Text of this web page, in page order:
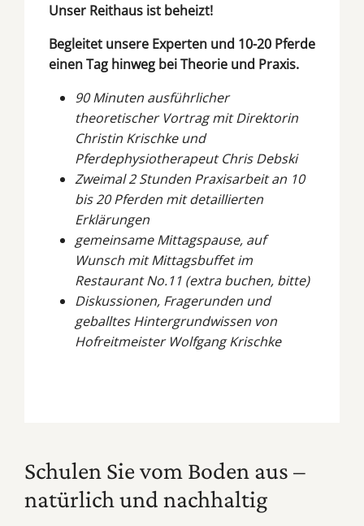
Unser Reithaus ist beheizt!
Begleitet unsere Experten und 10-20 Pferde
einen Tag hinweg bei Theorie und Praxis.
90 Minuten ausführlicher
theoretischer Vortrag mit Direktorin
Christin Krischke und
Pferdephysiotherapeut Chris Debski
Zweimal 2 Stunden Praxisarbeit an 10
bis 20 Pferden mit detaillierten
Erklärungen
gemeinsame Mittagspause, auf
Wunsch mit Mittagsbuffet im
Restaurant No.11 (extra buchen, bitte)
Diskussionen, Fragerunden und
geballtes Hintergrundwissen von
Hofreitmeister Wolfgang Krischke
Schulen Sie vom Boden aus –
natürlich und nachhaltig